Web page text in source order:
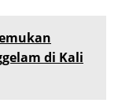
di Kali